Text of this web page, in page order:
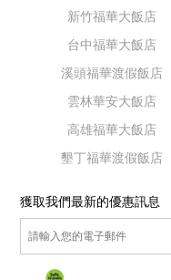
新竹福華大飯店
台中福華大飯店
溪頭福華渡假飯店
雲林華安大飯店
高雄福華大飯店
墾丁福華渡假飯店
獲取我們最新的優惠訊息